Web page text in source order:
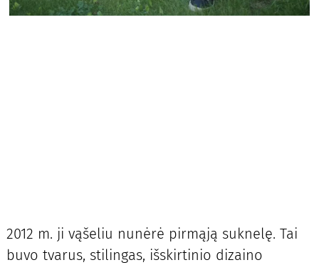
2012 m. ji vąšeliu nunėrė pirmąją suknelę. Tai
buvo tvarus, stilingas, išskirtinio dizaino